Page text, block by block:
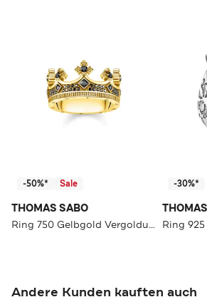
-50%* Sale
THOMAS SABO
Ring 750 Gelbgold Vergoldung, 925 Sterlingsilber schwarz,gelbgoldfarben
-30%*
Andere Kunden kauften auch